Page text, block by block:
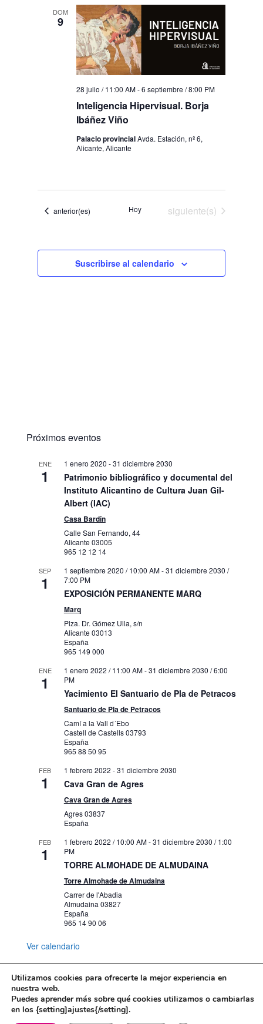
DOM
9
Inteligencia Hipervisual. Borja
Ibáñez Viño
28 julio / 11:00 AM-6 septiembre / 8:00 PM
Palacio provincialAvda. Estación, nº 6,
Alicante, Alicante
Eventos
anterior(es) Hoy Eventos
siguiente(s)
Suscribirse al calendario
Próximos eventos
ENE
1
1 enero 2020 -31 diciembre 2030
Patrimonio bibliográfico y documental del
Instituto Alicantino de Cultura Juan Gil-
Albert (IAC)
Casa Bardín
Calle San Fernando, 44
Alicante 03005
965 12 12 14
SEP
1
1 septiembre 2020 / 10:00 AM-31 diciembre 2030 /
7:00 PM
EXPOSICIÓN PERMANENTE MARQ
Marq
Plza. Dr. Gómez Ulla, s/n
Alicante 03013
España
965 149 000
ENE
1
1 enero 2022 / 11:00 AM-31 diciembre 2030 / 6:00
PM
Yacimiento El Santuario de Pla de Petracos
Santuario de Pla de Petracos
Camí a la Vall d´Ebo
Castell de Castells03793
España
965 88 50 95
FEB
1
1 febrero 2022 -31 diciembre 2030
Cava Gran de Agres
Cava Gran de Agres
Agres03837
España
FEB
1
1 febrero 2022 / 10:00 AM-31 diciembre 2030 / 1:00
PM
TORRE ALMOHADE DE ALMUDAINA
Torre Almohade de Almudaina
Carrer de l'Abadia
Almudaina 03827
España
965 14 90 06
Ver calendario
Mapa web
Política de Privacidad
Politica de cookies
Utilizamos cookies para ofrecerte la mejor experiencia en
nuestra web.
Puedes aprender más sobre qué cookies utilizamos o cambiarlas
en los {setting]ajustes{/setting].